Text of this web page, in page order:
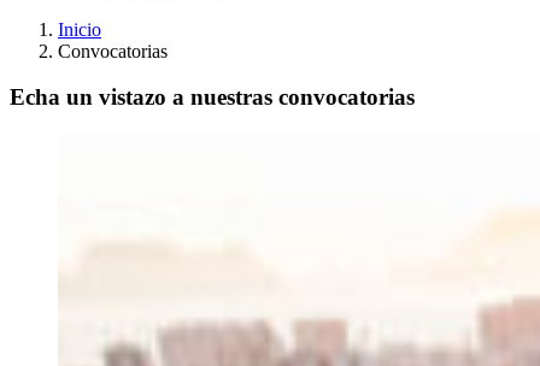
Inicio
Convocatorias
Echa un vistazo a nuestras convocatorias